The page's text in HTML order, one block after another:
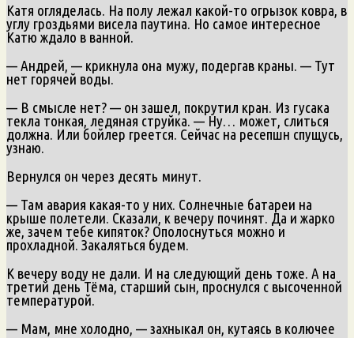
Катя огляделась. На полу лежал какой-то огрызок ковра, в
углу гроздьями висела паутина. Но самое интересное
Катю ждало в ванной.
— Андрей, — крикнула она мужу, подергав краны. — Тут
нет горячей воды.
— В смысле нет? — он зашел, покрутил кран. Из гусака
текла тонкая, ледяная струйка. — Ну… может, слиться
должна. Или бойлер греется. Сейчас на ресепшн спущусь,
узнаю.
Вернулся он через десять минут.
— Там авария какая-то у них. Солнечные батареи на
крыше полетели. Сказали, к вечеру починят. Да и жарко
же, зачем тебе кипяток? Ополоснуться можно и
прохладной. Закаляться будем.
К вечеру воду не дали. И на следующий день тоже. А на
третий день Тёма, старший сын, проснулся с высоченной
температурой.
— Мам, мне холодно, — захныкал он, кутаясь в колючее